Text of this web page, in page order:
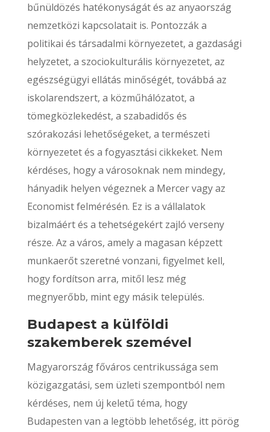
bűnüldözés hatékonyságát és az anyaország
nemzetközi kapcsolatait is. Pontozzák a
politikai és társadalmi környezetet, a gazdasági
helyzetet, a szociokulturális környezetet, az
egészségügyi ellátás minőségét, továbbá az
iskolarendszert, a közműhálózatot, a
tömegközlekedést, a szabadidős és
szórakozási lehetőségeket, a természeti
környezetet és a fogyasztási cikkeket. Nem
kérdéses, hogy a városoknak nem mindegy,
hányadik helyen végeznek a Mercer vagy az
Economist felmérésén. Ez is a vállalatok
bizalmáért és a tehetségekért zajló verseny
része. Az a város, amely a magasan képzett
munkaerőt szeretné vonzani, figyelmet kell,
hogy fordítson arra, mitől lesz még
megnyerőbb, mint egy másik település.
Budapest a külföldi
szakemberek szemével
Magyarország főváros centrikussága sem
közigazgatási, sem üzleti szempontból nem
kérdéses, nem új keletű téma, hogy
Budapesten van a legtöbb lehetőség, itt pörög